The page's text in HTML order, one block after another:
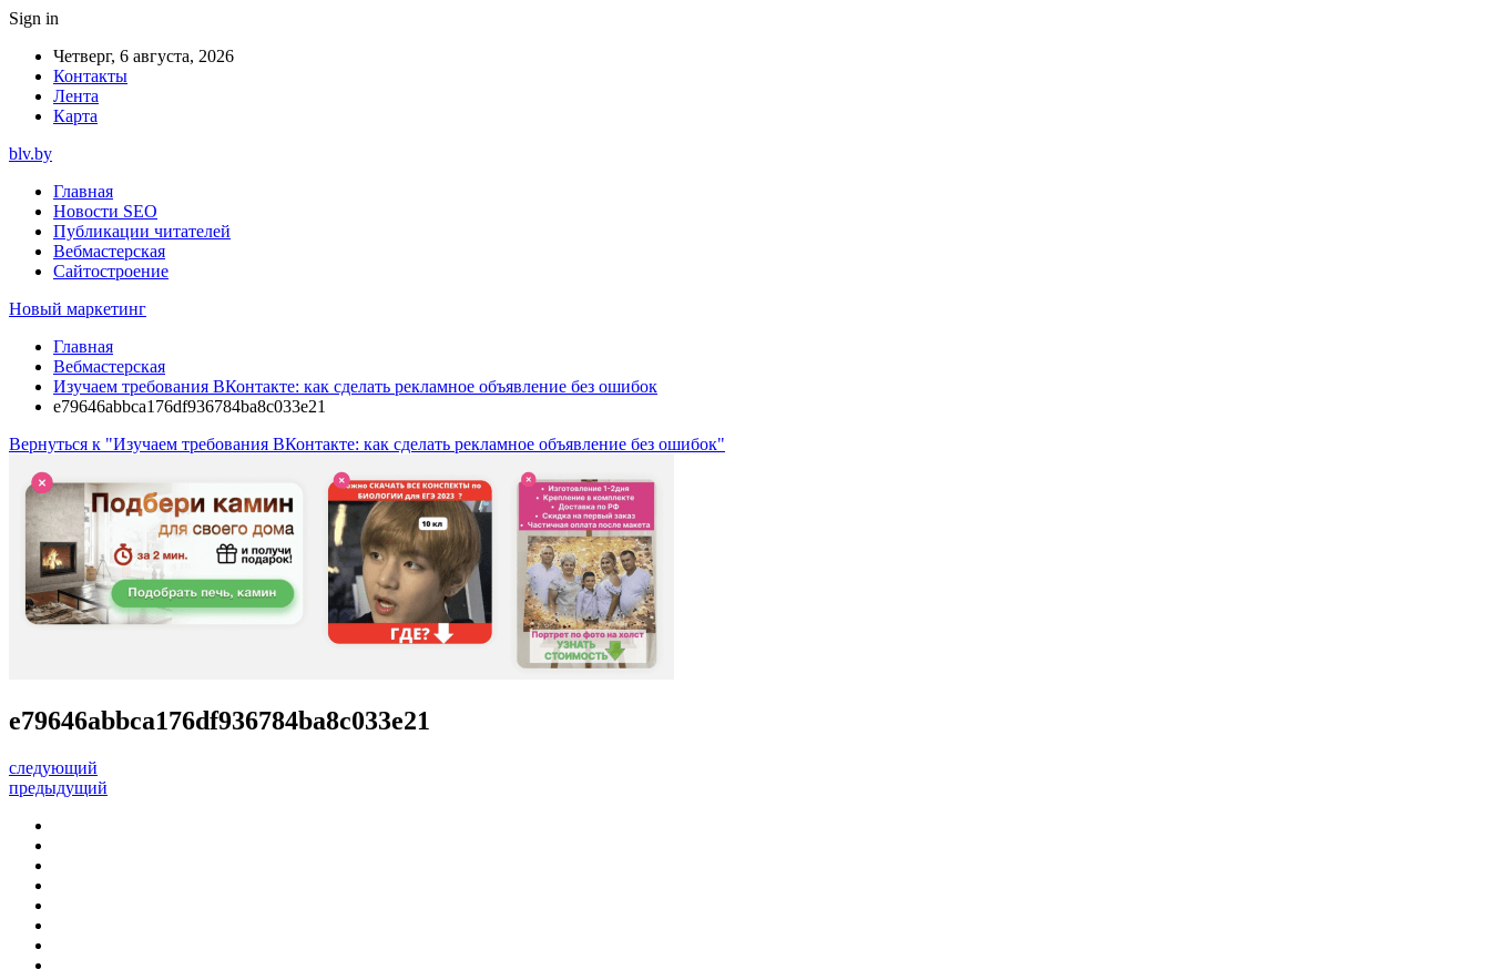
Sign in
Четверг, 6 августа, 2026
Контакты
Лента
Карта
blv.by
Главная
Новости SEO
Публикации читателей
Вебмастерская
Сайтостроение
Новый маркетинг
Главная
Вебмастерская
Изучаем требования ВКонтакте: как сделать рекламное объявление без ошибок
e79646abbca176df936784ba8c033e21
Вернуться к "Изучаем требования ВКонтакте: как сделать рекламное объявление без ошибок"
e79646abbca176df936784ba8c033e21
следующий
предыдущий